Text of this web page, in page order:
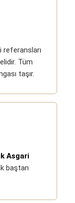
referansları
Tüm
taşır.
Asgari
baştan